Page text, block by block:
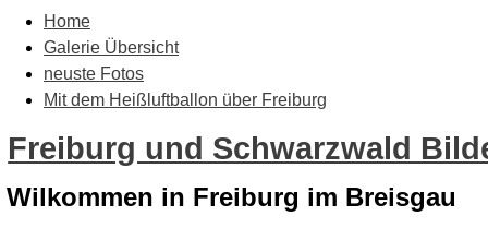
Home
Galerie Übersicht
neuste Fotos
Mit dem Heißluftballon über Freiburg
Freiburg und Schwarzwald
Wilkommen in Freiburg im Breisgau